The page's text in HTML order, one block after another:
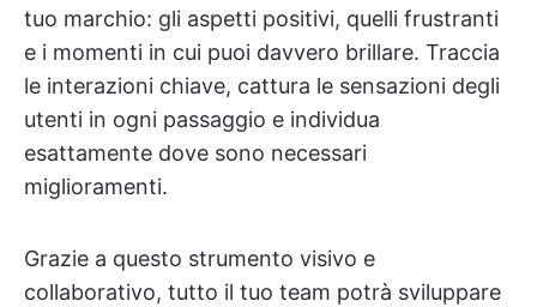
tuo marchio: gli aspetti positivi, quelli frustranti
e i momenti in cui puoi davvero brillare. Traccia
le interazioni chiave, cattura le sensazioni degli
utenti in ogni passaggio e individua
esattamente dove sono necessari
miglioramenti.
Grazie a questo strumento visivo e
collaborativo, tutto il tuo team potrà sviluppare